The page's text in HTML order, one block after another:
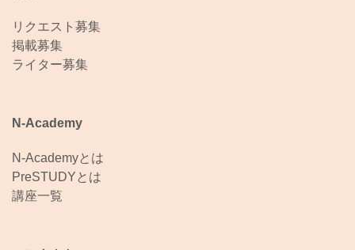
リクエスト募集
掲載募集
ライター募集
N-Academy
N-Academyとは
PreSTUDYとは
講座一覧